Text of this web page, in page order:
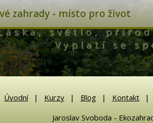
zahrady - místo pro život
světlo,
Vyplatí se
Úvodní Kurzy Blog Kontakt
Jaroslav Svoboda -